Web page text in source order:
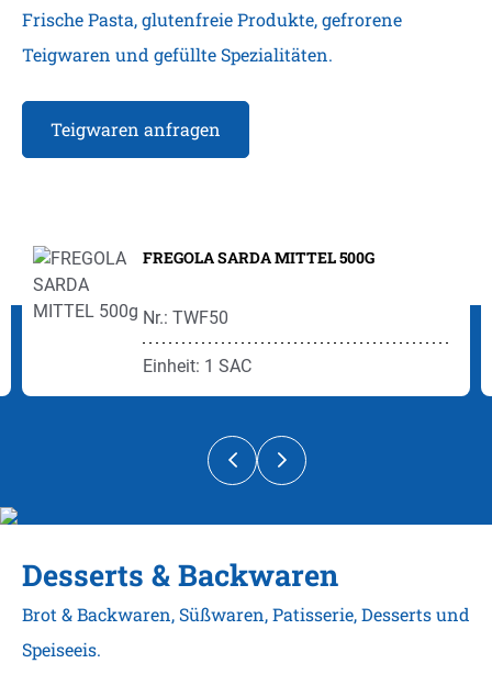
Frische Pasta, glutenfreie Produkte, gefrorene
Teigwaren und gefüllte Spezialitäten.
Teigwaren anfragen
FREGOLA SARDA MITTEL 500G
Nr.: TWF50
Einheit: 1 SAC
Desserts & Backwaren
Brot & Backwaren, Süßwaren, Patisserie, Desserts und
Speiseeis.